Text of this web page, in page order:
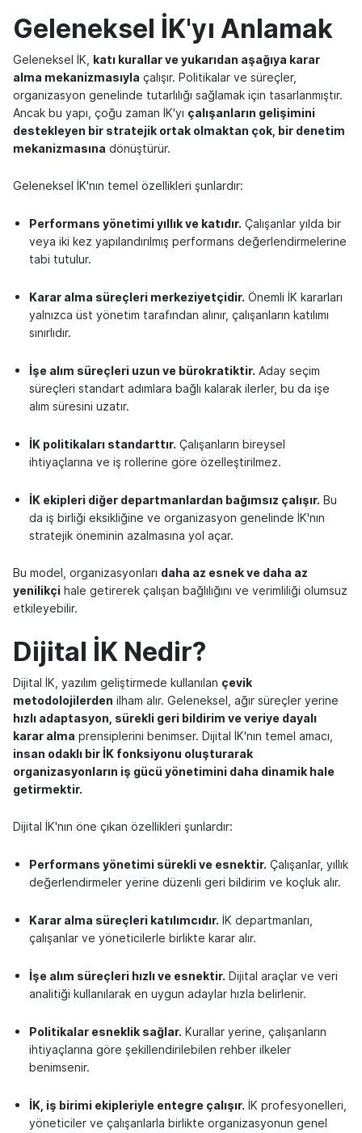
Geleneksel İK'yı Anlamak
Geleneksel İK, katı kurallar ve yukarıdan aşağıya karar
alma mekanizmasıyla çalışır. Politikalar ve süreçler,
organizasyon genelinde tutarlılığı sağlamak için tasarlanmıştır.
Ancak bu yapı, çoğu zaman İK'yı çalışanların gelişimini
destekleyen bir stratejik ortak olmaktan çok, bir denetim
mekanizmasına dönüştürür.
Geleneksel İK'nın temel özellikleri şunlardır:
Performans yönetimi yıllık ve katıdır. Çalışanlar yılda bir
veya iki kez yapılandırılmış performans değerlendirmelerine
tabi tutulur.
Karar alma süreçleri merkeziyetçidir. Önemli İK kararları
yalnızca üst yönetim tarafından alınır, çalışanların katılımı
sınırlıdır.
İşe alım süreçleri uzun ve bürokratiktir. Aday seçim
süreçleri standart adımlara bağlı kalarak ilerler, bu da işe
alım süresini uzatır.
İK politikaları standarttır. Çalışanların bireysel
ihtiyaçlarına ve iş rollerine göre özelleştirilmez.
İK ekipleri diğer departmanlardan bağımsız çalışır. Bu
da iş birliği eksikliğine ve organizasyon genelinde İK'nın
stratejik öneminin azalmasına yol açar.
Bu model, organizasyonları daha az esnek ve daha az
yenilikçi hale getirerek çalışan bağlılığını ve verimliliği olumsuz
etkileyebilir.
Dijital İK Nedir?
Dijital İK, yazılım geliştirmede kullanılan çevik
metodolojilerden ilham alır. Geleneksel, ağır süreçler yerine
hızlı adaptasyon, sürekli geri bildirim ve veriye dayalı
karar alma prensiplerini benimser. Dijital İK'nın temel amacı,
insan odaklı bir İK fonksiyonu oluşturarak
organizasyonların iş gücü yönetimini daha dinamik hale
getirmektir.
Dijital İK'nın öne çıkan özellikleri şunlardır:
Performans yönetimi sürekli ve esnektir. Çalışanlar, yıllık
değerlendirmeler yerine düzenli geri bildirim ve koçluk alır.
Karar alma süreçleri katılımcıdır. İK departmanları,
çalışanlar ve yöneticilerle birlikte karar alır.
İşe alım süreçleri hızlı ve esnektir. Dijital araçlar ve veri
analitiği kullanılarak en uygun adaylar hızla belirlenir.
Politikalar esneklik sağlar. Kurallar yerine, çalışanların
ihtiyaçlarına göre şekillendirilebilen rehber ilkeler
benimsenir.
İK, iş birimi ekipleriyle entegre çalışır. İK profesyonelleri,
yöneticiler ve çalışanlarla birlikte organizasyonun genel